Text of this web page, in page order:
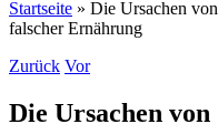
Startseite » Die Ursachen
falscher Ernährung
Zurück Vor
Die Ursachen von